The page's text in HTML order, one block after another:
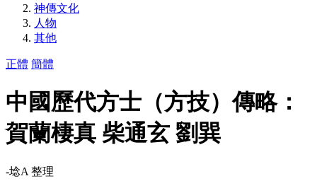
神傳文化
人物
其他
正體 簡體
中國歷代方士（方技）傳略：
賀蘭棲真 柴通玄 劉巽
-埝A 整理